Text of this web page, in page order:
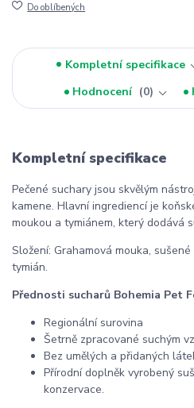
Do oblíbených
Kompletní specifikace
Hodnocení
0
Kompletní specifikace
Pečené suchary jsou skvělým
kamene. Hlavní ingrediencí je
moukou a tymiánem, který dodává
Složení: Grahamová mouka,
tymián.
Přednosti sucharů Bohemia Pet
Regionální surovina
Šetrně zpracované suchým
Bez umělých a přidaných
Přírodní doplněk vyrobený
konzervace.